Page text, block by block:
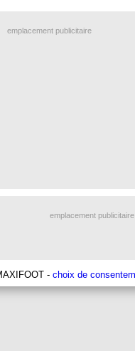
emplacement publicitaire
emplacement publicitaire
- choix de